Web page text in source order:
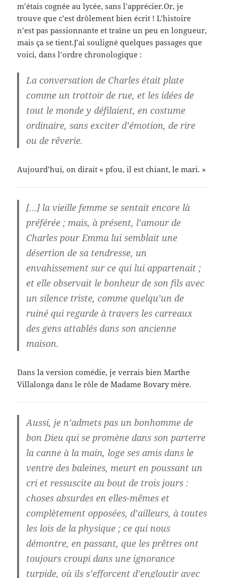
m’étais cognée au lycée, sans l’apprécier.Or, je
trouve que c’est drôlement bien écrit ! L’histoire
n’est pas passionnante et traîne un peu en longueur,
mais ça se tient.J’ai souligné quelques passages que
voici, dans l’ordre chronologique :
La conversation de Charles était plate
comme un trottoir de rue, et les idées de
tout le monde y défilaient, en costume
ordinaire, sans exciter d’émotion, de rire
ou de rêverie.
Aujourd’hui, on dirait « pfou, il est chiant, le mari. »
[…] la vieille femme se sentait encore là
préférée ; mais, à présent, l’amour de
Charles pour Emma lui semblait une
désertion de sa tendresse, un
envahissement sur ce qui lui appartenait ;
et elle observait le bonheur de son fils avec
un silence triste, comme quelqu’un de
ruiné qui regarde à travers les carreaux
des gens attablés dans son ancienne
maison.
Dans la version comédie, je verrais bien Marthe
Villalonga dans le rôle de Madame Bovary mère.
Aussi, je n’admets pas un bonhomme de
bon Dieu qui se promène dans son parterre
la canne à la main, loge ses amis dans le
ventre des baleines, meurt en poussant un
cri et ressuscite au bout de trois jours :
choses absurdes en elles-mêmes et
complètement opposées, d’ailleurs, à toutes
les lois de la physique ; ce qui nous
démontre, en passant, que les prêtres ont
toujours croupi dans une ignorance
turpide, où ils s’efforcent d’engloutir avec